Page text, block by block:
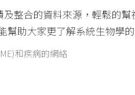
整合的資料來源，輕鬆的
助大家更了解系統生物學的
和疾病的網絡